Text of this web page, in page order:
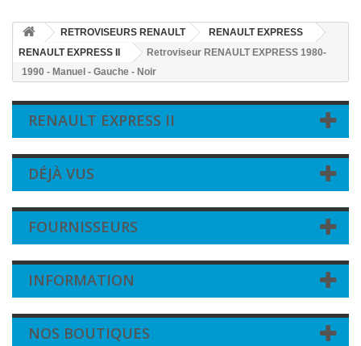
RETROVISEURS RENAULT
RENAULT EXPRESS
RENAULT EXPRESS II
Retroviseur RENAULT EXPRESS 1980-
1990 - Manuel - Gauche - Noir
RENAULT EXPRESS II
DÉJÀ VUS
FOURNISSEURS
INFORMATION
NOS BOUTIQUES